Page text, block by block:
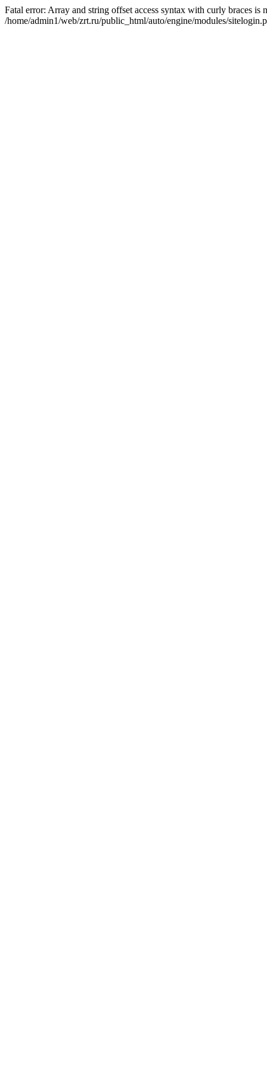
Fatal error: Array and string offset access syntax with curly braces is
/home/admin1/web/zrt.ru/public_html/auto/engine/modules/